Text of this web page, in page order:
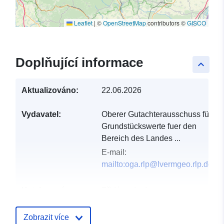
Leaflet | ©OpenStreetMapcontributors ©GISCO
keyboard_arrow_up
Doplňující informace
Aktualizováno: 22.06.2026
Vydavatel:
Oberer Gutachterausschuss für
Grundstückswerte fuer den
Bereich des Landes ...
E-mail:
mailto:oga.rlp@lvermgeo.rlp.de
Zobrazit více